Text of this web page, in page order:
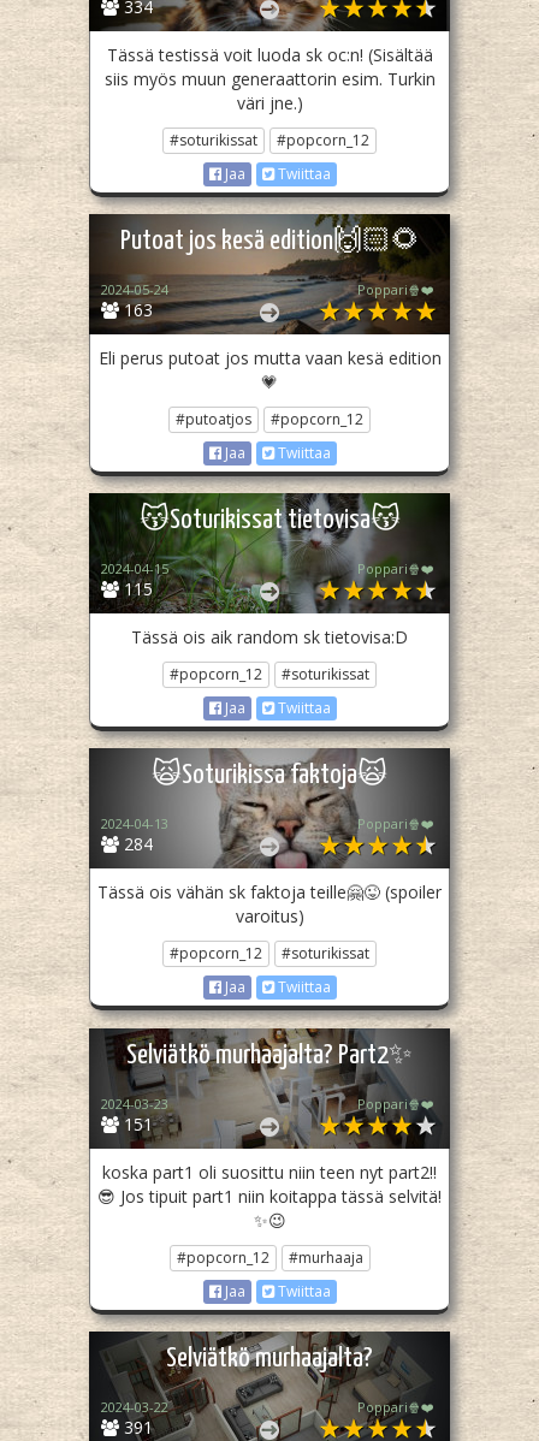
334
Tässä testissä voit luoda sk oc:n! (Sisältää
siis myös muun generaattorin esim. Turkin
väri jne.)
#soturikissat
#popcorn_12
Jaa
Twiittaa
Putoat jos kesä edition🙌🏻🌻
163
2024-05-24 Poppari🍿❤️
Eli perus putoat jos mutta vaan kesä edition
💗
#putoatjos
#popcorn_12
Jaa
Twiittaa
😽Soturikissat tietovisa😽
115
2024-04-15 Poppari🍿❤️
Tässä ois aik random sk tietovisa:D
#popcorn_12
#soturikissat
Jaa
Twiittaa
🙀Soturikissa faktoja🙀
284
2024-04-13 Poppari🍿❤️
Tässä ois vähän sk faktoja teille🤗😜 (spoiler
varoitus)
#popcorn_12
#soturikissat
Jaa
Twiittaa
Selviätkö murhaajalta? Part2✨
151
2024-03-23 Poppari🍿❤️
koska part1 oli suosittu niin teen nyt part2!!
😎 Jos tipuit part1 niin koitappa tässä selvitä!
✨😉
#popcorn_12
#murhaaja
Jaa
Twiittaa
Selviätkö murhaajalta?
391
2024-03-22 Poppari🍿❤️